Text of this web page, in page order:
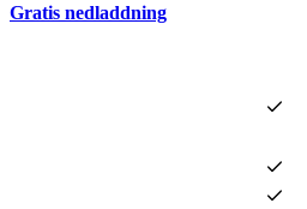
Gratis nedladdning